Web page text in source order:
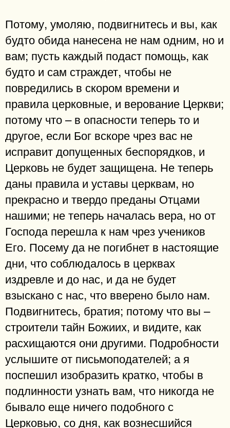
Потому, умоляю, подвигнитесь и вы, как
будто обида нанесена не нам одним, но и
вам; пусть каждый подаст помощь, как
будто и сам страждет, чтобы не
повредились в скором времени и
правила церковные, и верование Церкви;
потому что – в опасности теперь то и
другое, если Бог вскоре чрез вас не
исправит допущенных беспорядков, и
Церковь не будет защищена. Не теперь
даны правила и уставы церквам, но
прекрасно и твердо преданы Отцами
нашими; не теперь началась вера, но от
Господа перешла к нам чрез учеников
Его. Посему да не погибнет в настоящие
дни, что соблюдалось в церквах
издревле и до нас, и да не будет
взыскано с нас, что вверено было нам.
Подвигнитесь, братия; потому что вы –
строители тайн Божиих, и видите, как
расхищаются они другими. Подробности
услышите от письмоподателей; а я
поспешил изобразить кратко, чтобы в
подлинности узнать вам, что никогда не
бывало еще ничего подобного с
Церковью, со дня, как вознесшийся